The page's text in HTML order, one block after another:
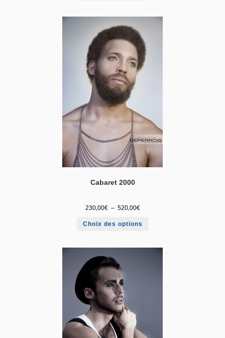
Cabaret 2000
230,00€ – 520,00€
Choix des options